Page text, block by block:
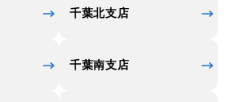
千葉北支店
千葉南支店